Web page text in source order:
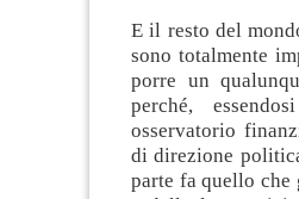
E il resto del
sono totalmente
porre un
perché,
osservatorio
di direzione
parte fa quello